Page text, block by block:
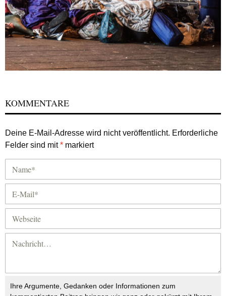
KOMMENTARE
Deine E-Mail-Adresse wird nicht veröffentlicht. Erforderliche
Felder sind mit* markiert
Ihre Argumente, Gedanken oder Informationen zum